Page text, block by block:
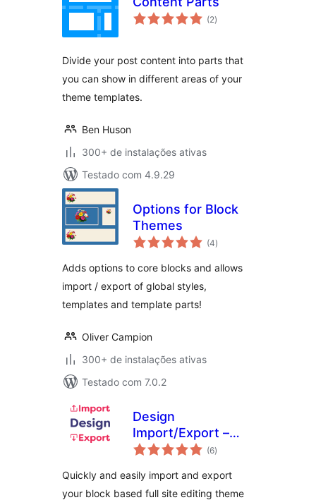
(2total
de
)
Divide your post content into parts that
you can show in different areas of your
theme templates.
Ben Huson
300+ de instalações ativas
Testado com 4.9.29
Options for Block
Themes
(4total
de
)
Adds options to core blocks and allows
import / export of global styles,
templates and template parts!
Oliver Campion
300+ de instalações ativas
Testado com 7.0.2
Design
Import/Export –
Styles, Templates,
Patterns
(6total
de
)
Quickly and easily import and export
your block based full site editing theme